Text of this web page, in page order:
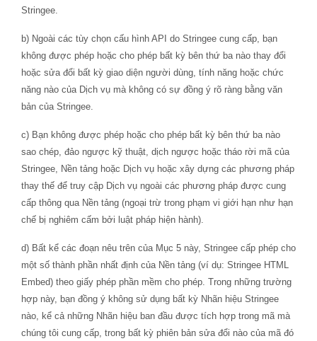
Stringee.
b) Ngoài các tùy chọn cấu hình API do Stringee cung cấp, bạn
không được phép hoặc cho phép bất kỳ bên thứ ba nào thay đổi
hoặc sửa đổi bất kỳ giao diện người dùng, tính năng hoặc chức
năng nào của Dịch vụ mà không có sự đồng ý rõ ràng bằng văn
bản của Stringee.
c) Bạn không được phép hoặc cho phép bất kỳ bên thứ ba nào
sao chép, đảo ngược kỹ thuật, dịch ngược hoặc tháo rời mã của
Stringee, Nền tảng hoặc Dịch vụ hoặc xây dựng các phương pháp
thay thế để truy cập Dịch vụ ngoài các phương pháp được cung
cấp thông qua Nền tảng (ngoại trừ trong phạm vi giới hạn như hạn
chế bị nghiêm cấm bởi luật pháp hiện hành).
d) Bất kể các đoạn nêu trên của Mục 5 này, Stringee cấp phép cho
một số thành phần nhất định của Nền tảng (ví dụ: Stringee HTML
Embed) theo giấy phép phần mềm cho phép. Trong những trường
hợp này, bạn đồng ý không sử dụng bất kỳ Nhãn hiệu Stringee
nào, kể cả những Nhãn hiệu ban đầu được tích hợp trong mã mà
chúng tôi cung cấp, trong bất kỳ phiên bản sửa đổi nào của mã đó